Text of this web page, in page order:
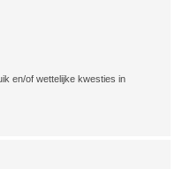
en/of wettelijke kwesties in